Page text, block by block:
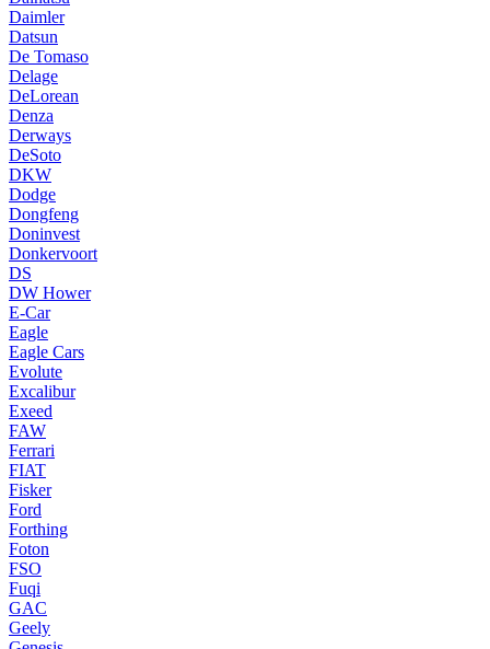
Daimler
Datsun
De Tomaso
Delage
DeLorean
Denza
Derways
DeSoto
DKW
Dodge
Dongfeng
Doninvest
Donkervoort
DS
DW Hower
E-Car
Eagle
Eagle Cars
Evolute
Excalibur
Exeed
FAW
Ferrari
FIAT
Fisker
Ford
Forthing
Foton
FSO
Fuqi
GAC
Geely